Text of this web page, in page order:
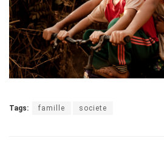
Tags: famille societe